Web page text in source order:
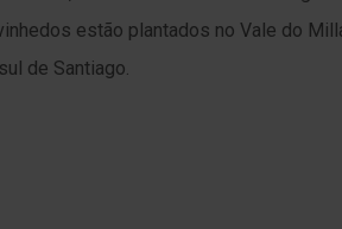
estão plantados no Vale do
de Santiago.